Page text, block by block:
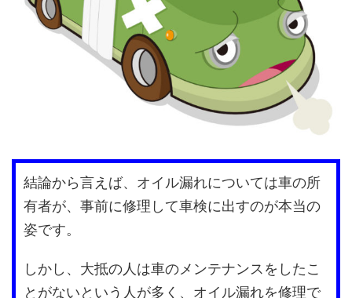
結論から言えば、オイル漏れについては車の所
有者が、事前に修理して車検に出すのが本当の
姿です。
しかし、大抵の人は車のメンテナンスをしたこ
とがないという人が多く、オイル漏れを修理で